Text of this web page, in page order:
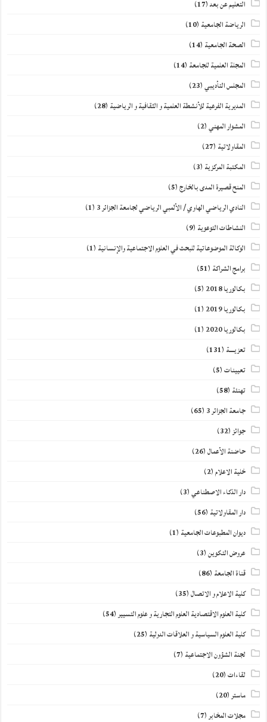
التعليم عن بعد(17)
الرياضة الجامعية (10)
الصحة الجامعية (14)
المجلة العلمية للجامعة (14)
المجلس التأديبي(23)
المديرية الفرعية للأنشطة العلمية و الثقافية و الرياضية (28)
المشوار المهني(2)
المقاولاتية (27)
المكتبة المركزية (3)
المنح قصيرة المدى بالخارج(5)
النادي الرياضي الهاوي / الألمبي الرياضي لجامعة الجزائر 3 (1)
النشاطات التوعوية (9)
الوكالة الموضوعاتية للبحث في العلوم الاجتماعية والإنسانية (1)
برامج الشراكة (51)
بكالوريا 2018
(5)
بكالوريا 2019
(1)
بكالوريا 2020
(1)
تعزيــــة (131)
تعيينات(5)
تهنئة (58)
جامعة الجزائر 3 (65)
جوائز(32)
حاضنة الأعمال(26)
خلية الاعلام(2)
دار الذكاء الاصطناعي(3)
دار المقاولاتية (56)
ديوان المطبوعات الجامعية (1)
عروض التكوين(3)
قناة الجامعة (86)
كلية الاعلام و الاتصال(35)
كلية العلوم الاقتصادية العلوم التجارية و علوم التسيير(54)
كلية العلوم السياسية و العلاقات الدولية (25)
لجنة الشؤون الاجتماعية (7)
لقاءات(20)
ماستر(20)
مجلات المخابر(7)